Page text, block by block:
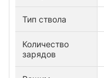
Тип ствола
Количество
зарядов